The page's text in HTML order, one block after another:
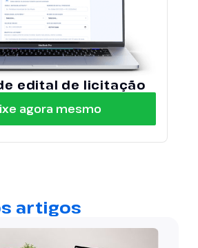
edital de licitação
agora mesmo
artigos